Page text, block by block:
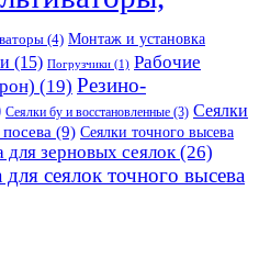
(4) Монтаж и установка
(15) Погрузчики (1) Рабочие
(19) Резино-
Сеялки бу и восстановленные (3) Сеялки
(9) Сеялки точного высева
для зерновых сеялок (26)
сеялок точного высева